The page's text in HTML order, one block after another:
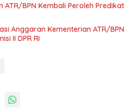
ATR/BPN Kembali Peroleh Predikat
Anggaran Kementerian ATR/BPN
II DPR RI